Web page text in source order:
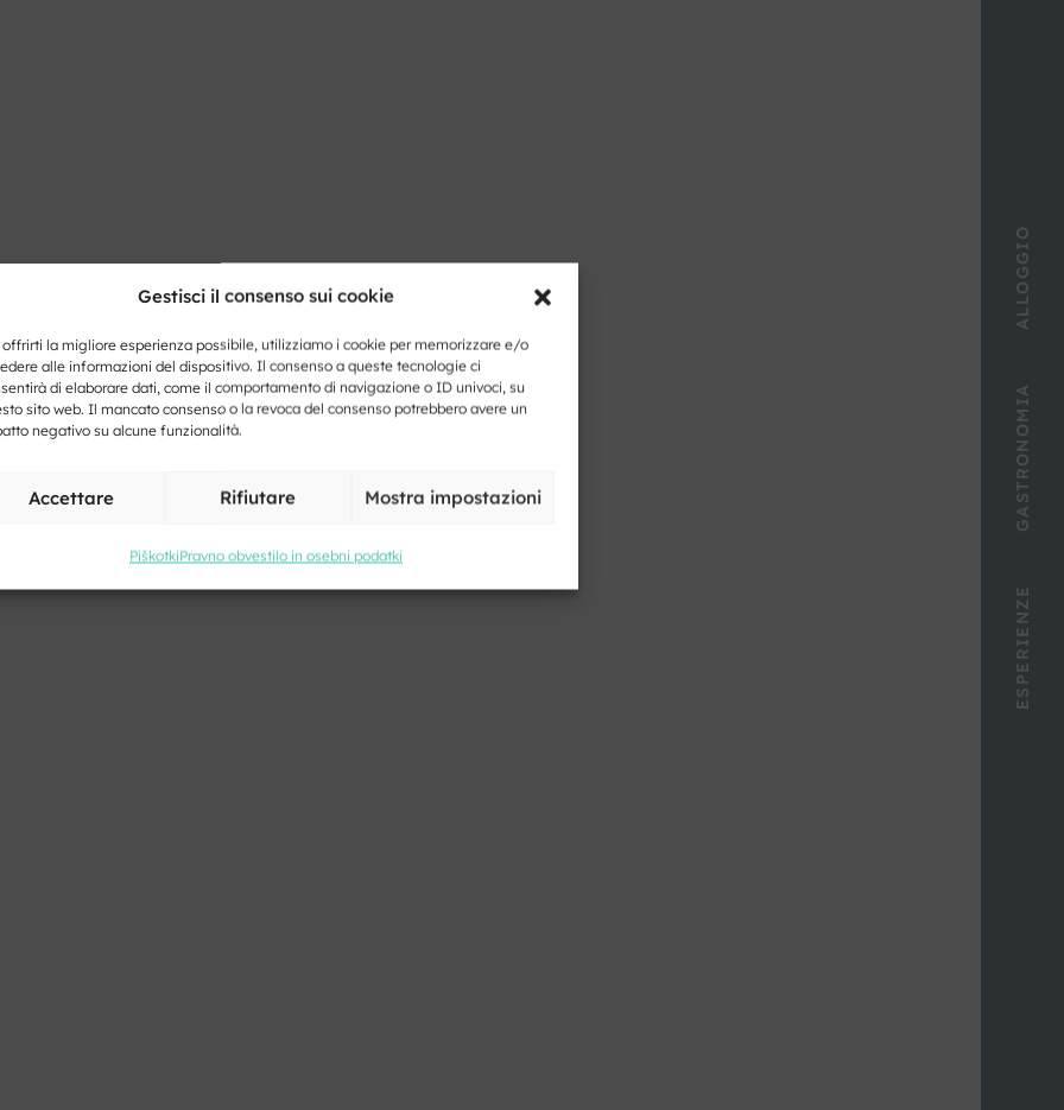
Gestisci il consenso sui cookie
offrirti la migliore esperienza possibile, utilizziamo i cookie per memorizzare e/o
alle informazioni del dispositivo. Il consenso a queste tecnologie ci
di elaborare dati, come il comportamento di navigazione o ID univoci, su
sito web. Il mancato consenso o la revoca del consenso potrebbero avere un
negativo su alcune funzionalità.
Accettare Rifiutare Mostra impostazioni
PiškotkiPravno obvestilo in osebni podatki
ESPERIENZE
GASTRONOMIA
ALLOGGIO